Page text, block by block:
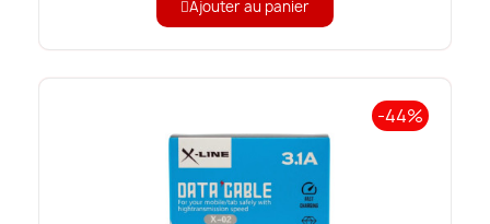
Ajouter au panier
-44%